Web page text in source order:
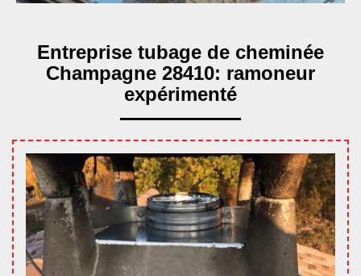
Entreprise tubage de cheminée
Champagne 28410: ramoneur
expérimenté